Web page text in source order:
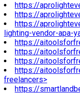
https://
https://
https://
lighting-vendor-apa-
https://
https://
https://
https://
freelancers>
https://